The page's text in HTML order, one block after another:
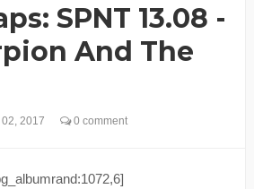
SPNT 13.08 -
And The
2017 0 comment